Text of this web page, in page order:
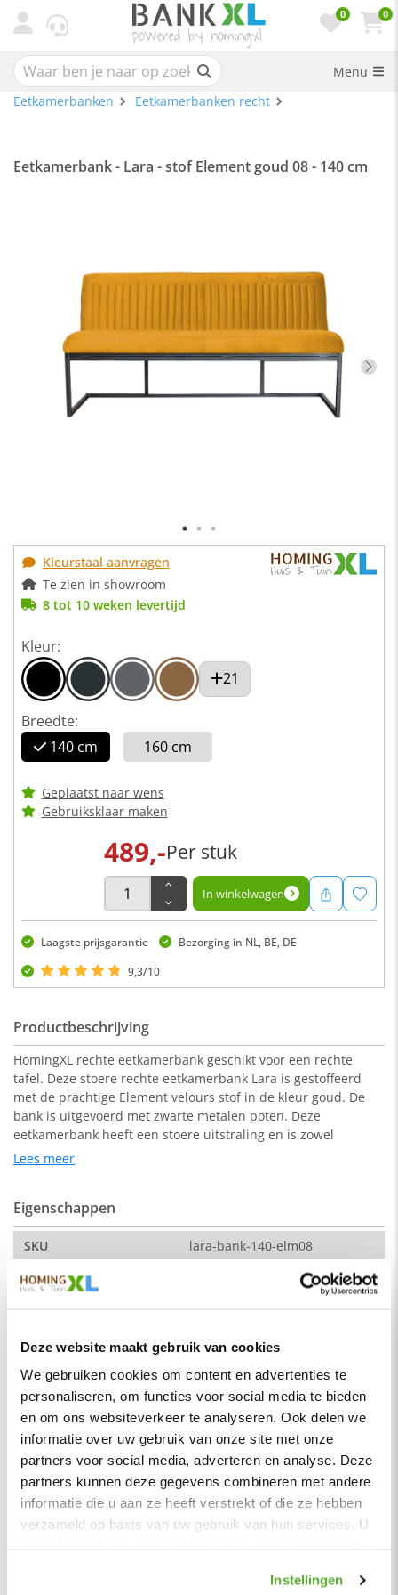
Deze website maakt gebruik van cookies
We gebruiken cookies om content en advertenties te
personaliseren, om functies voor social media te bieden
en om ons websiteverkeer te analyseren. Ook delen we
informatie over uw gebruik van onze site met onze
partners voor social media, adverteren en analyse. Deze
partners kunnen deze gegevens combineren met andere
informatie die u aan ze heeft verstrekt of die ze hebben
verzameld op basis van uw gebruik van hun services. U
Instellingen
0 0
Menu
Eetkamerbanken
Eetkamerbanken recht
Eetkamerbank - Lara - stof Element goud 08 - 140 cm
Kleurstaal aanvragen
Te zien in showroom
8 tot 10 weken levertijd
Kleur:
21
Breedte:
140 cm
160 cm
Geplaatst naar wens
Gebruiksklaar maken
489,-Per stuk
In winkelwagen
Laagste prijsgarantie
Bezorging in NL, BE, DE
9,3/10
Productbeschrijving
HomingXL rechte eetkamerbank geschikt voor een rechte
tafel. Deze stoere rechte eetkamerbank Lara is gestoffeerd
met de prachtige Element velours stof in de kleur goud. De
bank is uitgevoerd met zwarte metalen poten. Deze
eetkamerbank heeft een stoere uitstraling en is zowel
geschikt voor een industrieel als een modern interieur.
De kleur op de foto kan per computerscherm afwijken van de
werkelijkheid. Zeker weten dat dit de kleur is die je zoekt?
Vraag dan een stukje van de stof op via de knop "kleurstaal
aanvragen".
Afmeting:
Zithoogte: 51 cm
Stof
Element stof is een velours stofsoort met een zachte
uitstraling. Door de velours stof krijgt de bank een zeer
opvallende en rijke uitstraling. De Element stof is geschikt
voor zowel een modern als een klassiek interieur.
Samenstelling:
100% PES (polyester)
Lees meer
Eigenschappen
SKU
lara-bank-140-elm08
Montage
Serie
Lara
Kleur
Goud
Stof
Zitbreedte
45 cm
Zitdiepte
44 cm